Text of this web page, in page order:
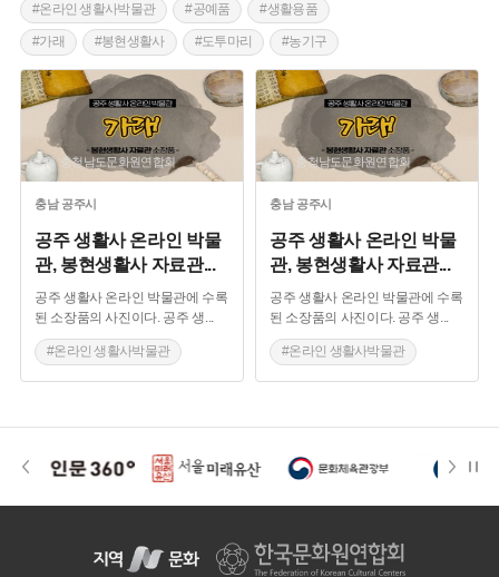
#온라인 생활사박물관
#공예품 #생활용품
#가래 #봉현생활사 #도투마리 #농기구
출처 :충청남도문화원연합회
충남 공주시
공주 생활사 온라인 박물
관, 봉현생활사 자료관...
공주 생활사 온라인 박물관에 수록
된 소장품의 사진이다. 공주 생...
#온라인 생활사박물관
#공예품 #생활용품
출처 :충청남도문화원연합회
충남 공주시
공주 생활사 온라인 박물
관, 봉현생활사 자료관...
공주 생활사 온라인 박물관에 수록
된 소장품의 사진이다. 공주 생...
#온라인 생활사박물관
#공예품 #생활용품